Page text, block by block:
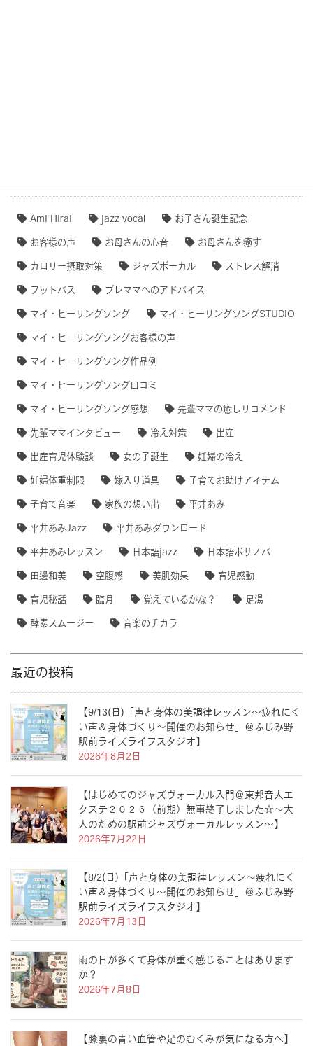
Ami Hirai jazz vocal お子さん誕生記念
お客様の声 お母さんの心音 お母さんを癒す
カロリー摂取対策 ジャズボーカル ストレス解消
フットバス プレママへのアドバイス
マイ・ヒーリングソング マイ・ヒーリングソングSTUDIO
マイ・ヒーリングソングお客様の声
マイ・ヒーリングソング作品例
マイ・ヒーリングソング口コミ
マイ・ヒーリングソング感想 先輩ママの癒しリコメンド
先輩ママインタビュー 冷え対策 出産
出産育児体験談 女の子誕生 妊婦の冷え
妊婦体重制限 嫁入り道具 子育てお助けアイテム
子育て音楽 家族の想い出 平井あみ
平井あみJazz 平井あみダウンロード
平井あみレッスン 日本語jazz 日本語ボサノバ
田邊和美 空腹感 美肌効果 育児感動
育児秘話 臨月 覚えているかな？ 足湯
酵素スムージー 音楽のチカラ
最近の投稿
【9/13(日)「声と身体の美調律レッスン〜疲れにく
い声＆身体づくり〜開催のお知らせ」＠ふじみ野
駅前ライズライフスタジオ】
2026年8月2日
【はじめてのジャズヴォーカル入門＠東邦音大エ
クステ２０２６（前期）無事終了しました☆〜大
人のための駅前ジャズヴォーカルレッスン〜】
2026年7月22日
【8/2(日)「声と身体の美調律レッスン〜疲れにく
い声＆身体づくり〜開催のお知らせ」＠ふじみ野
駅前ライズライフスタジオ】
2026年7月13日
雨の日が多くて身体が重く感じることはあります
か？
2026年7月8日
【膝裏の青い血管や足のむくみが気になる方へ】